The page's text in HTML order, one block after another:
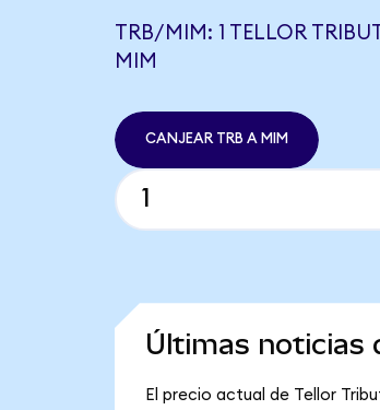
TRB/MIM: 1 TELLOR
MIM
CANJEAR TRB A MIM
Últimas noticias
El precio actual de Tellor